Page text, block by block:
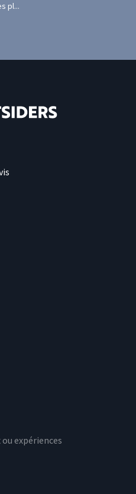
pl...
expériences